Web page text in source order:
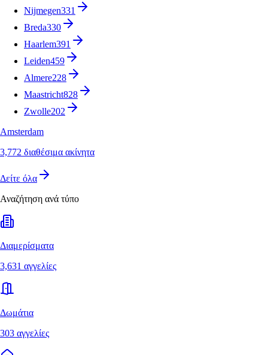
Nijmegen331
Breda330
Haarlem391
Leiden459
Almere228
Maastricht828
Zwolle202
Amsterdam
3,772 διαθέσιμα ακίνητα
Δείτε όλα
Αναζήτηση ανά τύπο
Διαμερίσματα
3,631 αγγελίες
Δωμάτια
303 αγγελίες